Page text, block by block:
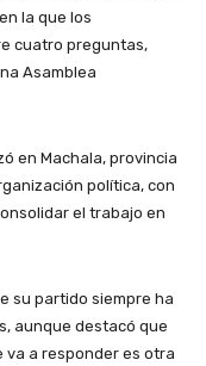
la que los
cuatro preguntas,
Asamblea
en Machala, provincia
política, con
el trabajo en
su partido siempre ha
aunque destacó que
va a responder es otra